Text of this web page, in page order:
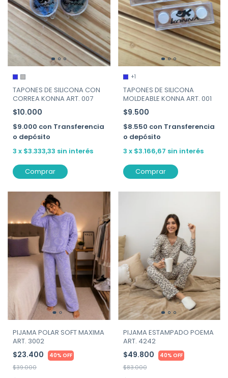
TAPONES DE SILICONA CON
CORREA KONNA ART. 007
$10.000
$9.000 con Transferencia
o depósito
3 x $3.333,33 sin interés
Comprar
+1
TAPONES DE SILICONA
MOLDEABLE KONNA ART. 001
$9.500
$8.550 con Transferencia
o depósito
3 x $3.166,67 sin interés
Comprar
PIJAMA POLAR SOFT MAXIMA
ART. 3002
$23.400 40% OFF
$39.000
PIJAMA ESTAMPADO POEMA
ART. 4242
$49.800 40% OFF
$83.000